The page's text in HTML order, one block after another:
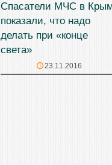
Спасатели МЧС в
показали, что надо
делать при «конце
света»
23.11.2016